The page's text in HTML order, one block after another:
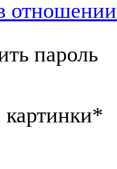
пароль
*